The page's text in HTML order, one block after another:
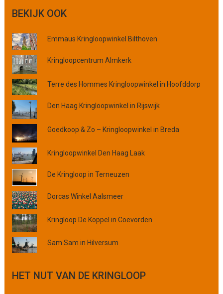
k
p
p
l
a
a
t
s
,
r
o
v
i
n
c
i
e
o
f
o
g
a
BEKIJK OOK
Emmaus Kringloopwinkel Bilthoven
Kringloopcentrum Almkerk
Terre des Hommes Kringloopwinkel in Hoofddorp
Den Haag Kringloopwinkel in Rijswijk
Goedkoop & Zo – Kringloopwinkel in Breda
Kringloopwinkel Den Haag Laak
De Kringloop in Terneuzen
Dorcas Winkel Aalsmeer
Kringloop De Koppel in Coevorden
Sam Sam in Hilversum
HET NUT VAN DE KRINGLOOP